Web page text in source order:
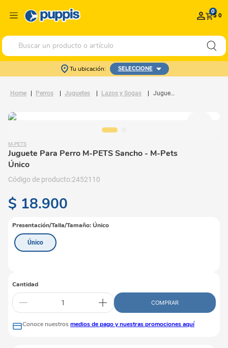
0$ 0
Buscar un producto o artículo
Tu ubicación: SELECCIONE
Perros Juguetes Lazos y Sogas Juguete Para Perro M-PETS Sancho
M-PETS
Juguete Para Perro M-PETS Sancho - M-Pets
Único
2452110
$ 18.900
Presentación/Talla/Tamaño:Único
Único
Cantidad
COMPRAR
Conoce nuestros medios de pago y nuestras promociones aquí